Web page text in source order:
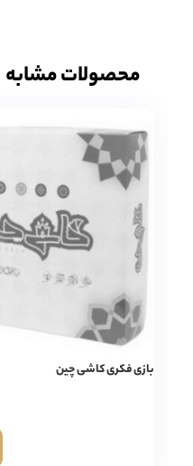
محصولات مشابه
بازی فکری کاشی چین